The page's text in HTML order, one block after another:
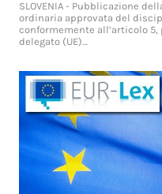
SLOVENIA - Pubblicazione
ordinaria approvata del
conformemente all’articolo
delegato (UE)…